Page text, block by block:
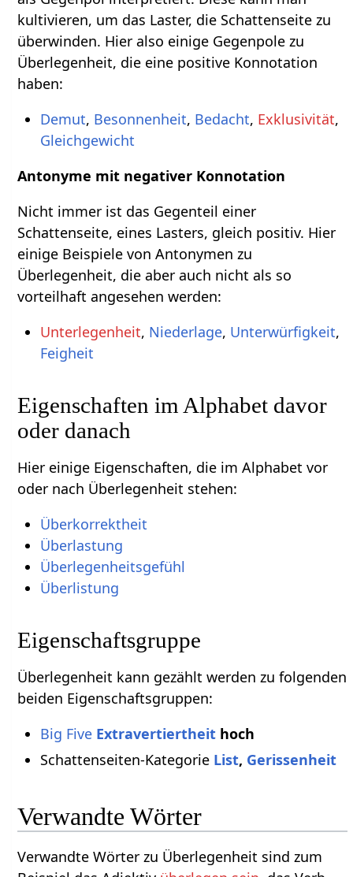
kultivieren, um das Laster, die Schattenseite zu
überwinden. Hier also einige Gegenpole zu
Überlegenheit, die eine positive Konnotation
haben:
Demut, Besonnenheit, Bedacht, Exklusivität,
Gleichgewicht
Antonyme mit negativer Konnotation
Nicht immer ist das Gegenteil einer
Schattenseite, eines Lasters, gleich positiv. Hier
einige Beispiele von Antonymen zu
Überlegenheit, die aber auch nicht als so
vorteilhaft angesehen werden:
Unterlegenheit, Niederlage, Unterwürfigkeit,
Feigheit
Eigenschaften im Alphabet davor
oder danach
Hier einige Eigenschaften, die im Alphabet vor
oder nach Überlegenheit stehen:
Überkorrektheit
Überlastung
Überlegenheitsgefühl
Überlistung
Eigenschaftsgruppe
Überlegenheit kann gezählt werden zu folgenden
beiden Eigenschaftsgruppen:
Big Five Extravertiertheithoch
Schattenseiten-Kategorie List, Gerissenheit
Verwandte Wörter
Verwandte Wörter zu Überlegenheit sind zum